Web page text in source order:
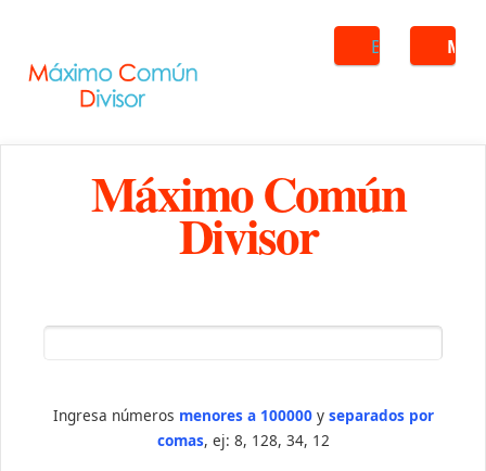
Buscar
Máximo Común
Divisor
Ingresa números menores a 100000y separados por
comas, ej: 8, 128, 34, 12